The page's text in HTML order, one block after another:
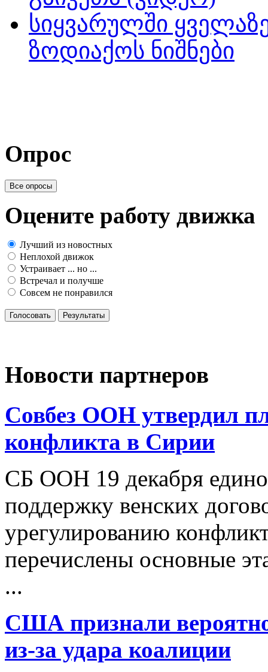
სიყვარულში
ზოდიაქოს ნიშნები
Опрос
Все опросы
Оцените работу движка
Лучший из новостных
Неплохой движок
Устраивает ... но ...
Встречал и получше
Совсем не понравился
Голосовать Результаты
Новости партнеров
Совбез ООН утвердил
конфликта в Сирии
СБ ООН 19 декабря
поддержку венских
урегулированию
перечислены основные
...
США признали
из-за удара коалиции